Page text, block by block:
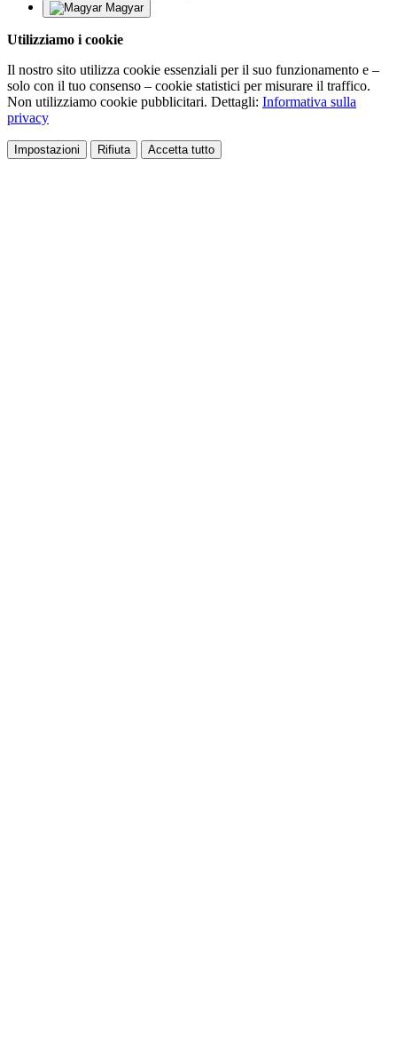
Magyar
Utilizziamo i cookie
Il nostro sito utilizza cookie essenziali per il suo funzionamento e –
solo con il tuo consenso – cookie statistici per misurare il traffico.
Non utilizziamo cookie pubblicitari. Dettagli: Informativa sulla
privacy
Impostazioni Rifiuta Accetta tutto